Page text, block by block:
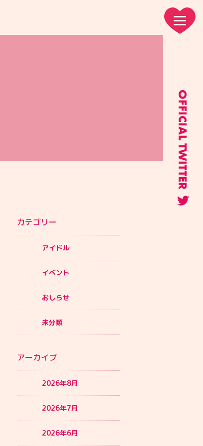
OFFICIAL TWITTER
カテゴリー
アイドル
イベント
おしらせ
未分類
アーカイブ
2026年8月
2026年7月
2026年6月